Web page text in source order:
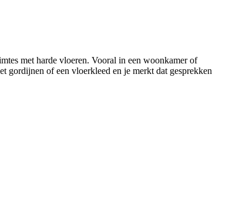
met harde vloeren. Vooral in een woonkamer of
gordijnen of een vloerkleed en je merkt dat gesprekken